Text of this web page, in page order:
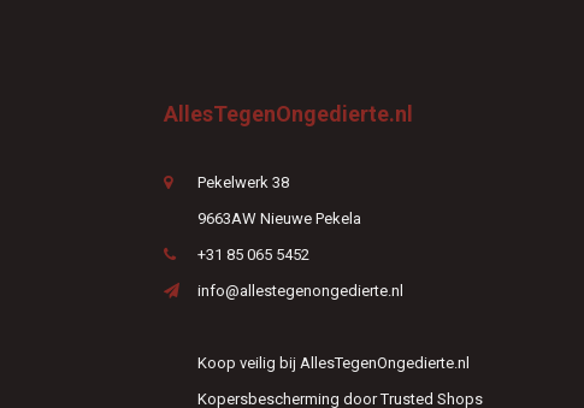
AllesTegenOngedierte.nl
Pekelwerk 38
9663AW Nieuwe Pekela
+31 85 065 5452
info@allestegenongedierte.nl
Koop veilig bij AllesTegenOngedierte.nl
Kopersbescherming door Trusted Shops